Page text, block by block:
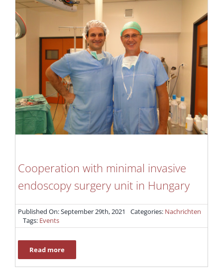
Cooperation with minimal invasive
endoscopy surgery unit in Hungary
Published On: September 29th, 2021 Categories: Nachrichten
Tags: Events
Read more